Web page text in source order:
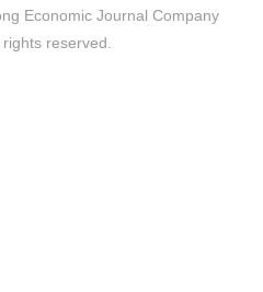
Economic Journal Company
reserved.